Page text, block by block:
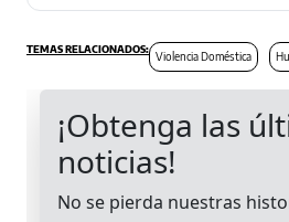
Violencia Doméstica